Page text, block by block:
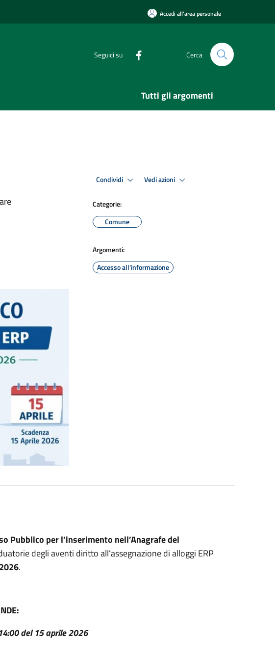
Accedi all'area personale
Seguici su Cerca
Tutti gli argomenti
Condividi Vedi azioni
Categorie:
Comune
Argomenti:
Accesso all'informazione
Pubblico per l’inserimento nell’Anagrafe del
degli aventi diritto all’assegnazione di alloggi ERP
2026.
del 15 aprile 2026